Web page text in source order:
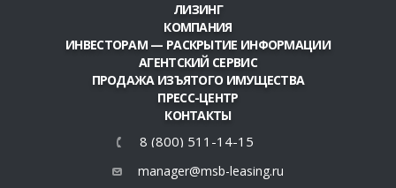
ЛИЗИНГ
КОМПАНИЯ
ИНВЕСТОРАМ — РАСКРЫТИЕ ИНФОРМАЦИИ
АГЕНТСКИЙ СЕРВИС
ПРОДАЖА ИЗЪЯТОГО ИМУЩЕСТВА
ПРЕСС-ЦЕНТР
КОНТАКТЫ
8 (800) 511-14-15
manager@msb-leasing.ru